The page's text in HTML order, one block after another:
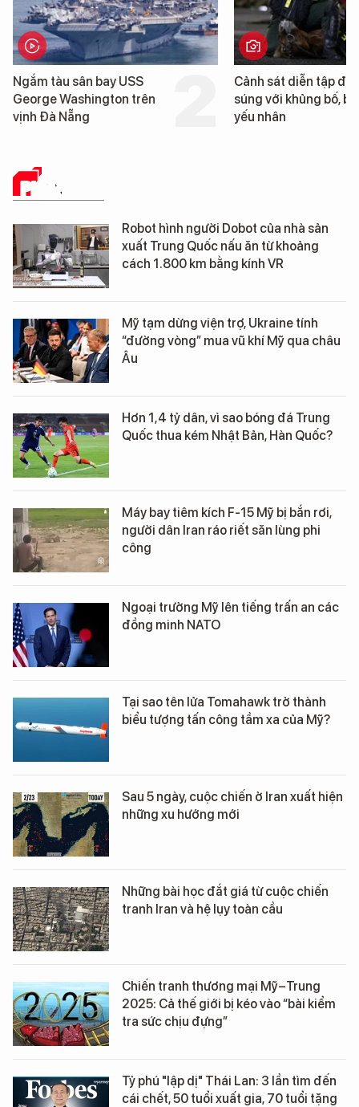
Cảnh sát diễn tập đấu
súng với khủng bố, bảo vệ
yếu nhân
Cận cảnh chiến hạm
tống tàu sân bay USS
George Washington
PHÂN TÍCH
Robot hình người Dobot của nhà sản
xuất Trung Quốc nấu ăn từ khoảng
cách 1.800 km bằng kính VR
Mỹ tạm dừng viện trợ, Ukraine tính
“đường vòng” mua vũ khí Mỹ qua châu
Âu
Hơn 1,4 tỷ dân, vì sao bóng đá Trung
Quốc thua kém Nhật Bản, Hàn Quốc?
Máy bay tiêm kích F-15 Mỹ bị bắn rơi,
người dân Iran ráo riết săn lùng phi
công
Ngoại trưởng Mỹ lên tiếng trấn an các
đồng minh NATO
Tại sao tên lửa Tomahawk trở thành
biểu tượng tấn công tầm xa của Mỹ?
Sau 5 ngày, cuộc chiến ở Iran xuất hiện
những xu hướng mới
Những bài học đắt giá từ cuộc chiến
tranh Iran và hệ lụy toàn cầu
Chiến tranh thương mại Mỹ–Trung
2025: Cả thế giới bị kéo vào “bài kiểm
tra sức chịu đựng”
Tỷ phú "lập dị" Thái Lan: 3 lần tìm đến
cái chết, 50 tuổi xuất gia, 70 tuổi tặng